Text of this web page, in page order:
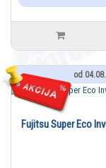
od
Fujitsu Super Eco